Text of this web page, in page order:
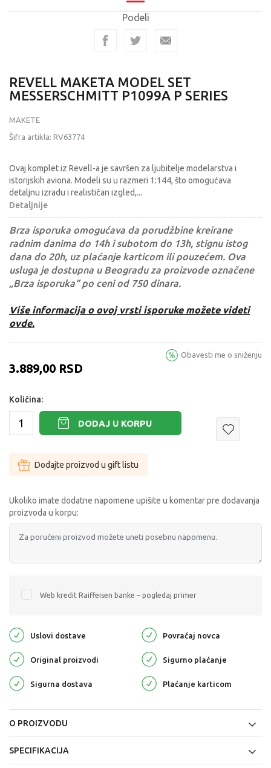
Podeli
REVELL MAKETA MODEL SET
MESSERSCHMITT P1099A P SERIES
MAKETE
Šifra artikla: RV63774
Ovaj komplet iz Revell-a je savršen za ljubitelje modelarstva i
istorijskih aviona. Modeli su u razmeri 1:144, što omogućava
detaljnu izradu i realističan izgled,...
Detaljnije
Brza isporuka omogućava da porudžbine kreirane
radnim danima do 14h i subotom do 13h, stignu istog
dana do 20h, uz plaćanje karticom ili pouzećem. Ova
usluga je dostupna u Beogradu za proizvode označene
„Brza isporuka“ po ceni od 750 dinara.
Više informacija o ovoj vrsti isporuke možete videti
ovde.
3.889,00 RSD
Obavesti me o sniženju
Količina:
DODAJ U KORPU
Dodajte proizvod u gift listu
Ukoliko imate dodatne napomene upišite u komentar pre dodavanja
proizvoda u korpu:
Web kredit Raiffeisen banke – pogledaj primer
Uslovi dostave Povraćaj novca
Original proizvodi Sigurno plaćanje
Sigurna dostava Plaćanje karticom
O PROIZVODU
SPECIFIKACIJA